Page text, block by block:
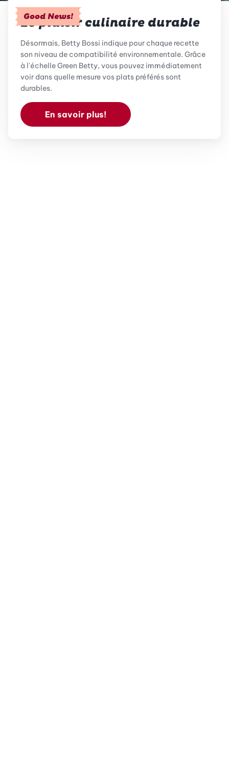
Good News!
Le plaisir culinaire durable
Désormais, Betty Bossi indique pour chaque recette
son niveau de compatibilité environnementale. Grâce
à l'échelle Green Betty, vous pouvez immédiatement
voir dans quelle mesure vos plats préférés sont
durables.
En savoir plus!